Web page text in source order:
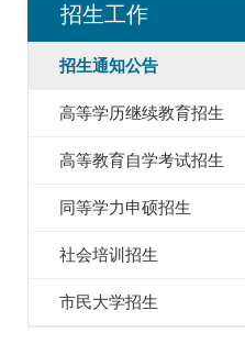
招生工作
招生通知公告
高等学历继续教育招生
高等教育自学考试招生
同等学力申硕招生
社会培训招生
市民大学招生